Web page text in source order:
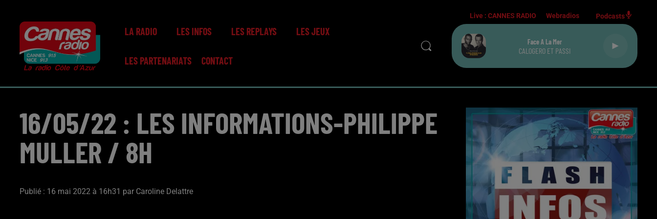
LA RADIO LES INFOS LES REPLAYS LES JEUX
LES PARTENARIATS CONTACT
Live :CANNES RADIO Webradios Podcasts
Face A La Mer
CALOGERO ET PASSI
16/05/22 : LES INFORMATIONS-PHILIPPE
MULLER / 8H
Publié : 16 mai 2022 à 16h31 par Caroline Delattre